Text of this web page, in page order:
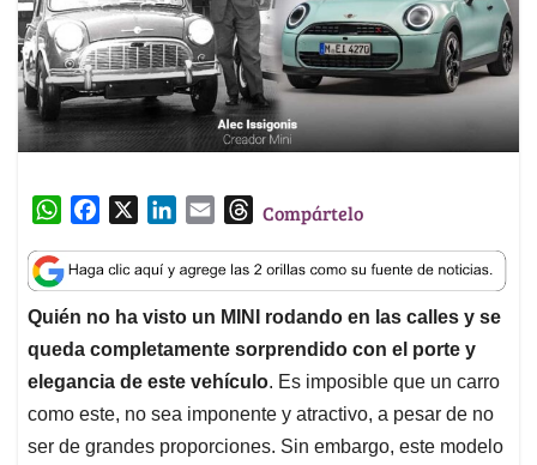
W
a
t
s
A
p
p
c
e
b
o
o
k
n
k
e
d
I
n
a
i
T
r
e
a
d
s
Compártelo
Quién no ha visto un MINI rodando en las calles y se
queda completamente sorprendido con el porte y
elegancia de este vehículo. Es imposible que un carro
como este, no sea imponente y atractivo, a pesar de no
ser de grandes proporciones. Sin embargo, este modelo